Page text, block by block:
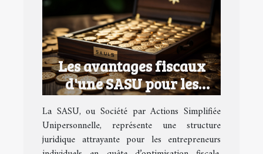
Les avantages fiscaux
d'une SASU pour les
entrepreneurs
individuels
La SASU, ou Société par Actions Simplifiée
Unipersonnelle, représente une structure
juridique attrayante pour les entrepreneurs